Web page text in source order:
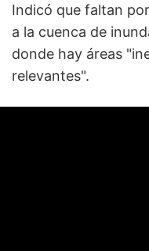
Indicó que faltan
a la cuenca de
donde hay áreas
relevantes".